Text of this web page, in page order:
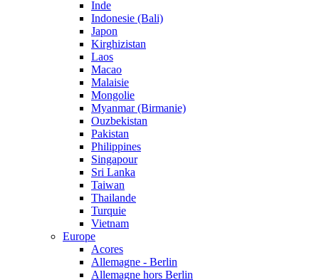
Inde
Indonesie (Bali)
Japon
Kirghizistan
Laos
Macao
Malaisie
Mongolie
Myanmar (Birmanie)
Ouzbekistan
Pakistan
Philippines
Singapour
Sri Lanka
Taiwan
Thailande
Turquie
Vietnam
Europe
Acores
Allemagne - Berlin
Allemagne hors Berlin